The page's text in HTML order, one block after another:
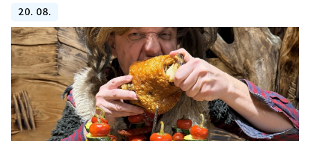
20. 08.